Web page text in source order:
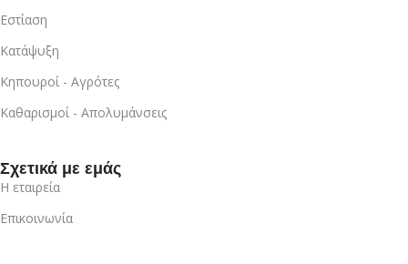
Εστίαση
Κατάψυξη
Κηπουροί - Αγρότες
Καθαρισμοί - Απολυμάνσεις
Σχετικά με εμάς
Η εταιρεία
Επικοινωνία